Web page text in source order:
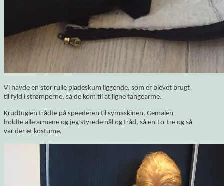
Vi havde en stor rulle pladeskum liggende, som er blevet brugt
til fyld i strømperne, så de kom til at ligne fangearme.
Krudtuglen trådte på speederen til symaskinen, Gemalen
holdte alle armene og jeg styrede nål og tråd, så en-to-tre og så
var der et kostume.